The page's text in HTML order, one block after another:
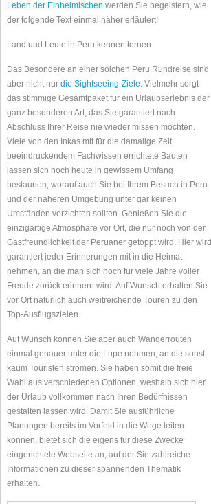
Leben der Einheimischen werden Sie begeistern, wie
der folgende Text einmal näher erläutert!
Land und Leute in Peru kennen lernen
Das Besondere an einer solchen Peru Rundreise sind
aber nicht nur die Sightseeing-Ziele. Vielmehr sorgt
das stimmige Gesamtpaket für ein Urlaubserlebnis der
ganz besonderen Art, das Sie garantiert nach
Abschluss Ihrer Reise nie wieder missen möchten.
Viele von den Inkas mit für die damalige Zeit
beeindruckendem Fachwissen errichtete Bauten
lassen sich noch heute in gewissem Umfang
bestaunen, worauf auch Sie bei Ihrem Besuch in Peru
und der näheren Umgebung unter gar keinen
Umständen verzichten sollten. Genießen Sie die
einzigartige Atmosphäre vor Ort, die nur noch von der
Gastfreundlichkeit der Peruaner getoppt wird. Hier wird
garantiert jeder Erinnerungen mit in die Heimat
nehmen, an die man sich noch für viele Jahre voller
Freude zurück erinnern wird. Auf Wunsch erhalten Sie
vor Ort natürlich auch weitreichende Touren zu den
Top-Ausflugszielen.
Auf Wunsch können Sie aber auch Wanderrouten
einmal genauer unter die Lupe nehmen, an die sonst
kaum Touristen strömen. Sie haben somit die freie
Wahl aus verschiedenen Optionen, weshalb sich hier
der Urlaub vollkommen nach Ihren Bedürfnissen
gestalten lassen wird. Damit Sie ausführliche
Planungen bereits im Vorfeld in die Wege leiten
können, bietet sich die eigens für diese Zwecke
eingerichtete Webseite an, auf der Sie zahlreiche
Informationen zu dieser spannenden Thematik
erhalten.